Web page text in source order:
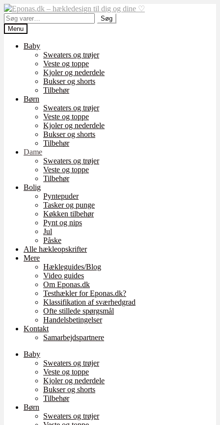
Spring
til
navigation
Spring
til
indhold
Søg
efter:
Søg
Menu
Baby
Sweaters og trøjer
Veste og toppe
Kjoler og nederdele
Bukser og shorts
Tilbehør
Børn
Sweaters og trøjer
Veste og toppe
Kjoler og nederdele
Bukser og shorts
Tilbehør
Dame
Sweaters og trøjer
Veste og toppe
Tilbehør
Bolig
Pyntepuder
Tasker og punge
Køkken tilbehør
Pynt og nips
Jul
Påske
Alle hækleopskrifter
Mere
Hækleguides/Blog
Video guides
Om Eponas.dk
Testhækler for Eponas.dk?
Klassifikation af sværhedgrad
Ofte stillede spørgsmål
Handelsbetingelser
Kontakt
Samarbejdspartnere
Baby
Sweaters og trøjer
Veste og toppe
Kjoler og nederdele
Bukser og shorts
Tilbehør
Børn
Sweaters og trøjer